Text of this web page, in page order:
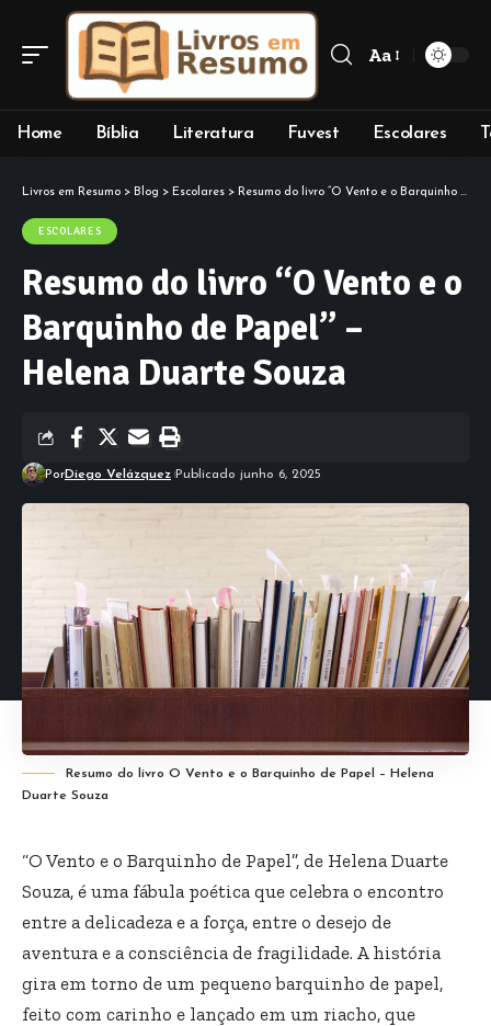
Font
Aa
Home Bíblia Literatura Fuvest Escolares
Livros em Resumo > Blog > Escolares > Resumo do livro “O Vento e o Barquinho de Papel” – Helena Duarte Souza
ESCOLARES
Resumo do livro “O Vento e o
Barquinho de Papel” –
Helena Duarte Souza
PorDiego Velázquez Publicado junho 6, 2025
Resumo do livro O Vento e o Barquinho de Papel – Helena
Duarte Souza
“O Vento e o Barquinho de Papel”, de Helena Duarte
Souza, é uma fábula poética que celebra o encontro
entre a delicadeza e a força, entre o desejo de
aventura e a consciência de fragilidade. A história
gira em torno de um pequeno barquinho de papel,
feito com carinho e lançado em um riacho, que